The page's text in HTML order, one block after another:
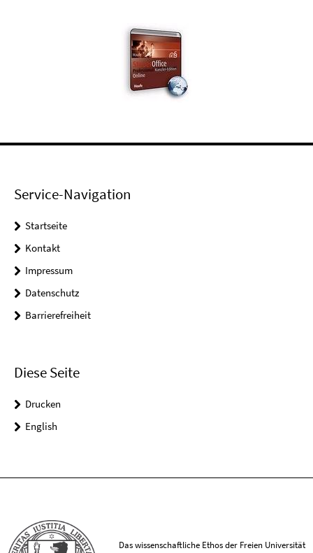
Service-Navigation
Startseite
Kontakt
Impressum
Datenschutz
Barrierefreiheit
Diese Seite
Drucken
English
Das wissenschaftliche Ethos der Freien Universität